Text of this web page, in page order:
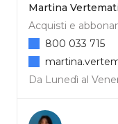
Martina Vertemati
Acquisti e
Da Lunedì al
800 033 715